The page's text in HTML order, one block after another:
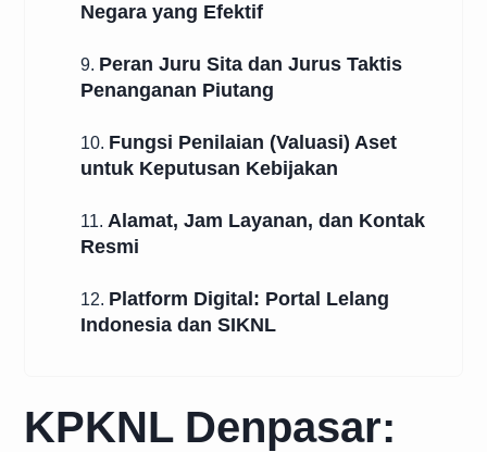
Negara yang Efektif
9. Peran Juru Sita dan Jurus Taktis
Penanganan Piutang
10. Fungsi Penilaian (Valuasi) Aset
untuk Keputusan Kebijakan
11. Alamat, Jam Layanan, dan Kontak
Resmi
12. Platform Digital: Portal Lelang
Indonesia dan SIKNL
KPKNL Denpasar: